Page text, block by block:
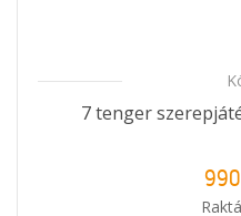
7 tenger